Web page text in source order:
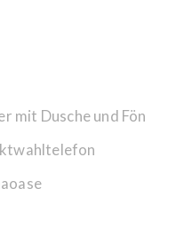
mit Dusche und Fön